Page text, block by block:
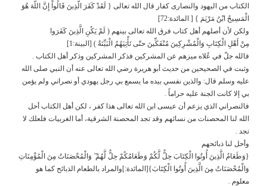
الكتاب من اليهود والنصارى كفار قال الله تعالى { لَقَدْ كَفَرَ الَّذِينَ قَالُواْ إِنَّ اللّهَ هُوَ
الْمَسِيحُ ابْنُ مَرْيَمَ } [ المائدة:72]
ولكن لأن أصلهم أهل كتاب فرق الله تعالى بينهم ( لَمْ يَكُنِ الَّذِينَ كَفَرَوا
مِنْ أَهْلِ الْكِتَابِ وَالْمُشْرِكِينَ مُنْفَكِّينَ حتّى تَأْتِيَهُمُ الْبَيِّنَةُ ) [البينة:1]
فالله جلّ في عُلاه ميزهم عن المشركين فذكر المشركين وذكر أهل الكتاب .
وثبت في الصحيحين من حديث أبو هريرة رضي الله تعالى عنه أن النبي صلى الله
عليه وسلم قال: والذين نفسي بيده ما يسمع بي رجل يهودي أو نصراني ولم يؤمن
بي إلا كانت الجنة عليه حراماً .
فالنصراني الذي يزعم أن عيسى ابن الله تعالى هذا كفر ، لكن أهل الكتاب أحل
الله لنا المحصنات من نسائهم وقد تجد المحصنة الشرقية، أما الغربيات فلعلك لا
تجد .
وأحل لنا ذبائحهم
{وَطَعَامُ الَّذِينَ أُوتُوا الْكِتَابَ حِلٌّ لَّكُمْ وَطَعَامُكُمْ حِلٌّ لَّهُمْ ۖ وَالْمُحْصَنَاتُ مِنَ الْمُؤْمِنَاتِ
وَالْمُحْصَنَاتُ مِنَ الَّذِينَ أُوتُوا الْكِتَابَ}[المائدة:]والمراد بالطعام الذبائح كما هو
معلوم .